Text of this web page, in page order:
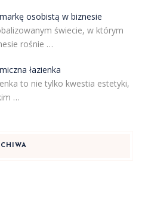
osobistą w biznesie
świecie, w którym
rośnie …
łazienka
to nie tylko kwestia estetyki,
…